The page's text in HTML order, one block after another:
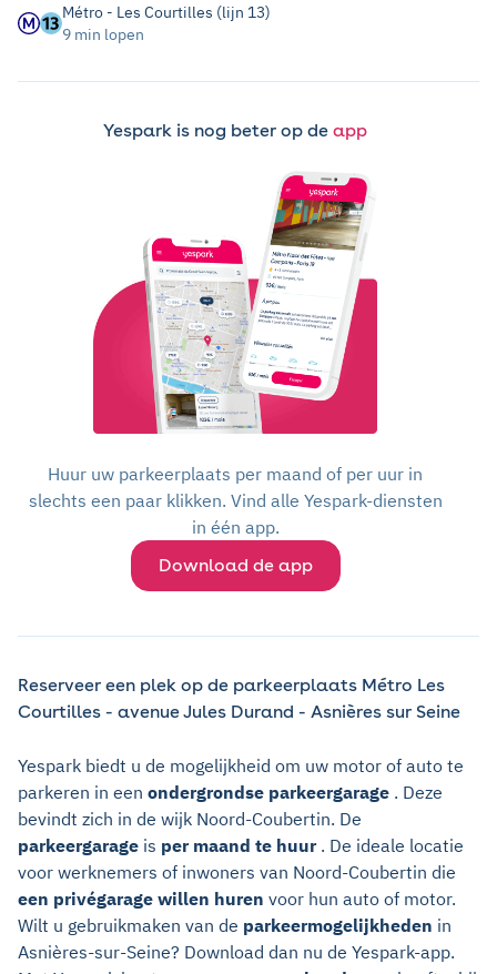
Métro - Les Courtilles (lijn 13)
9 min lopen
Yespark is nog beter op de app
Huur uw parkeerplaats per maand of per uur in
slechts een paar klikken. Vind alle Yespark-diensten
in één app.
Download de app
Reserveer een plek op de parkeerplaats Métro Les
Courtilles - avenue Jules Durand - Asnières sur Seine
Yespark biedt u de mogelijkheid om uw motor of auto te
parkeren in een ondergrondse parkeergarage . Deze
bevindt zich in de wijk Noord-Coubertin. De
parkeergarage is per maand te huur. De ideale locatie
voor werknemers of inwoners van Noord-Coubertin die
een privégarage willen huren voor hun auto of motor.
Wilt u gebruikmaken van de parkeermogelijkheden in
Asnières-sur-Seine? Download dan nu de Yespark-app.